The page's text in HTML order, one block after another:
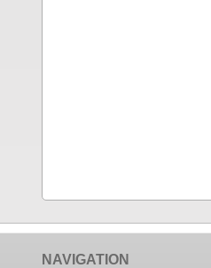
NAVIGATION